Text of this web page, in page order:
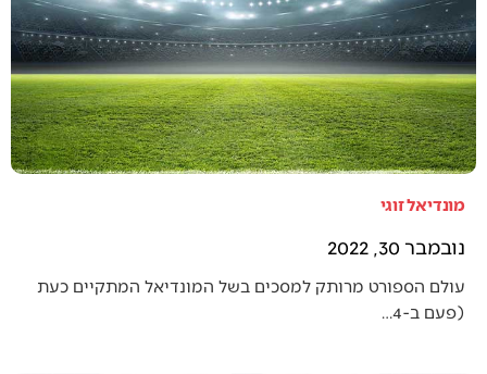
מונדיאל זוגי
נובמבר 30, 2022
עולם הספורט מרותק למסכים בשל המונדיאל המתקיים כעת
(פעם ב-4…